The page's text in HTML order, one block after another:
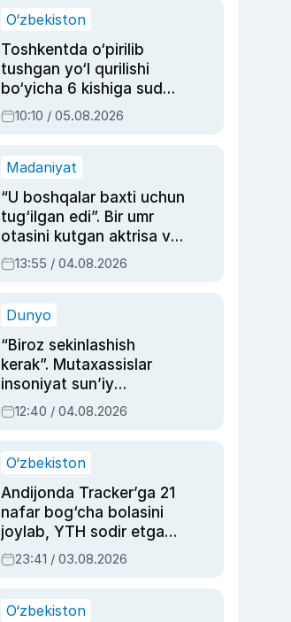
O‘zbekiston
Toshkentda o‘pirilib
tushgan yo‘l qurilishi
bo‘yicha 6 kishiga sud
hukmi o‘qildi
10:10 / 05.08.2026
Madaniyat
“U boshqalar baxti uchun
tug‘ilgan edi”. Bir umr
otasini kutgan aktrisa va
dublyaj ustasi Rimma
Ahmedovaning
13:55 / 04.08.2026
Dunyo
“Biroz sekinlashish
kerak”. Mutaxassislar
insoniyat sun’iy
intellektni boshqara
olmay qolishidan xavotir
12:40 / 04.08.2026
O‘zbekiston
Andijonda Tracker’ga 21
nafar bog‘cha bolasini
joylab, YTH sodir etgan
ayolga sud hukmi o‘qildi
23:41 / 03.08.2026
O‘zbekiston